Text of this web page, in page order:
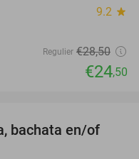
9.2 star
Regulier €28,50
€24,50
56%
bachata en/of